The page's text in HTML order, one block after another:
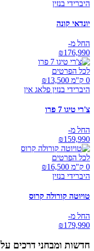
היברידי בנזין
יונדאי קונה
החל מ-
₪176,990
לכל הפרטים
0 ק"מ ₪
13,500
היברידי בנזין פלאג אין
צ'רי טיגו 7 פרו
החל מ-
₪159,990
לכל הפרטים
0 ק"מ ₪
16,500
היברידי בנזין
טויוטה קורולה קרוס
החל מ-
₪179,990
חדשות ומבחני דרכים על